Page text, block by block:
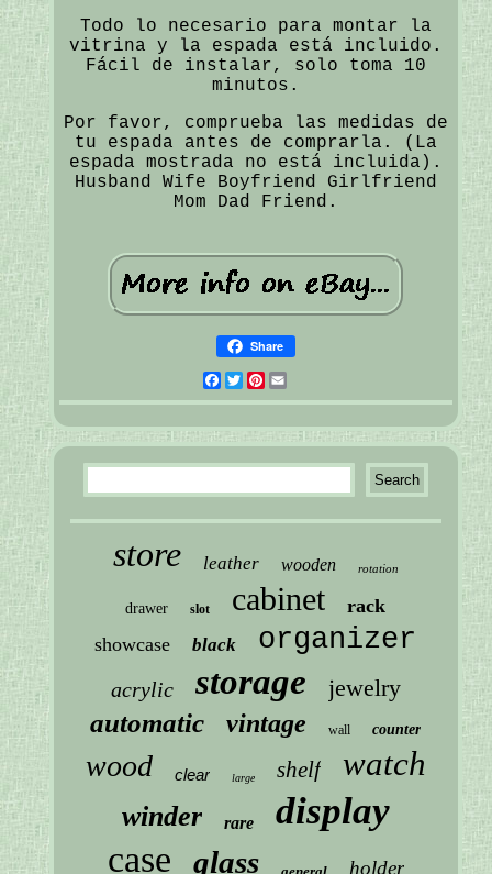
Todo lo necesario para montar la
vitrina y la espada está incluido.
Fácil de instalar, solo toma 10
minutos.
Por favor, comprueba las medidas de
tu espada antes de comprarla. (La
espada mostrada no está incluida).
Husband Wife Boyfriend Girlfriend
Mom Dad Friend.
Share
Facebook
Twitter
Pinterest
store leather wooden rotation
drawer slot cabinet
rack
showcase
black organizer
acrylic storage jewelry
automatic vintage wall counter
wood clear large shelf watch
winder rare display
case glass holder